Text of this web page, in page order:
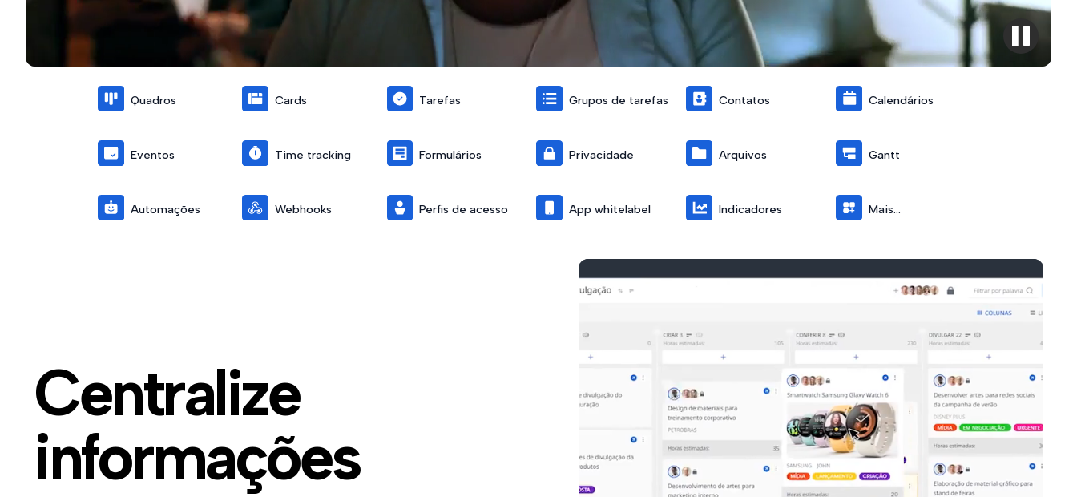
Quadros Cards Tarefas Grupos de tarefas Contatos Calendários
Eventos Time tracking Formulários Privacidade Arquivos Gantt
Automações Webhooks Perfis de acesso App whitelabel Indicadores Mais...
Centralize
informações